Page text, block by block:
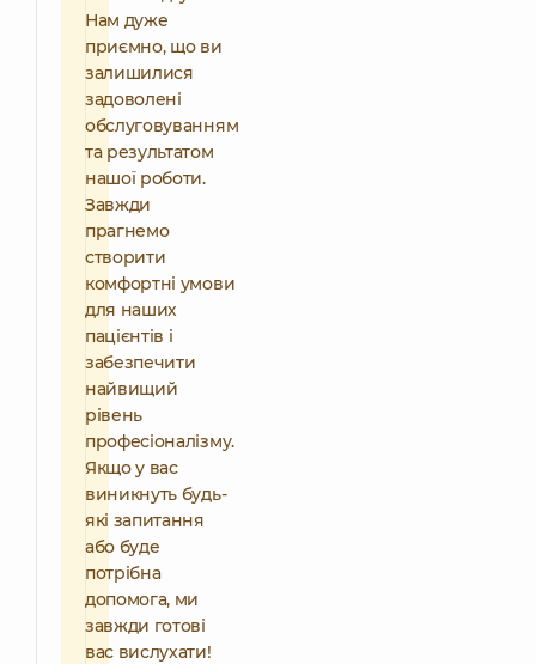
Нам дуже
приємно, що ви
залишилися
задоволені
обслуговуванням
та результатом
нашої роботи.
Завжди
прагнемо
створити
комфортні умови
для наших
пацієнтів і
забезпечити
найвищий
рівень
професіоналізму.
Якщо у вас
виникнуть будь-
які запитання
або буде
потрібна
допомога, ми
завжди готові
вас вислухати!